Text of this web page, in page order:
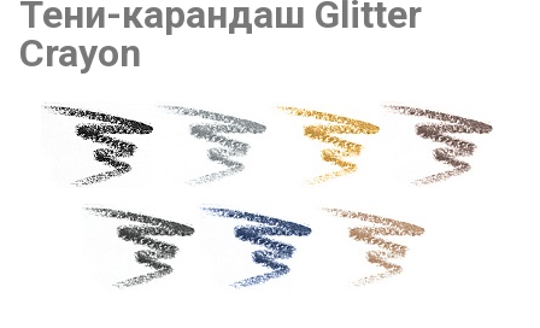
Тени-карандаш Glitter
Crayon